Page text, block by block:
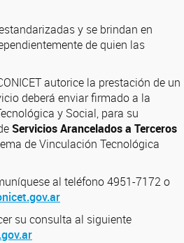
y se brindan en
de quien las
autorice la prestación de un
deberá enviar firmado a la
y Social, para su
Servicios Arancelados a Terceros
de Vinculación Tecnológica
al teléfono 4951-7172 o
su consulta al siguiente